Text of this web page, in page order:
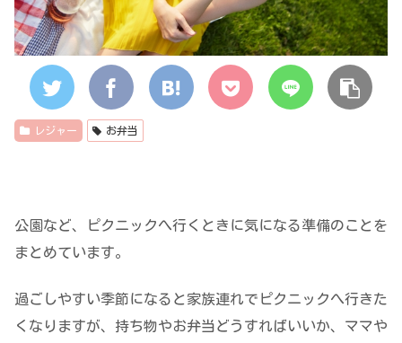
レジャー お弁当
公園など、ピクニックへ行くときに気になる準備のことを
まとめています。
過ごしやすい季節になると家族連れでピクニックへ行きた
くなりますが、持ち物やお弁当どうすればいいか、ママや